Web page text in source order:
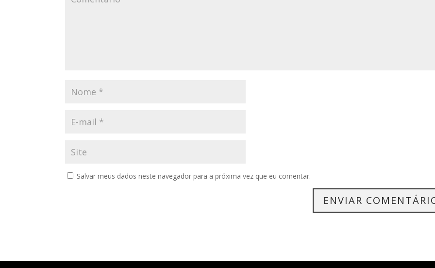
Salvar meus dados neste navegador para a próxima vez que eu comentar.